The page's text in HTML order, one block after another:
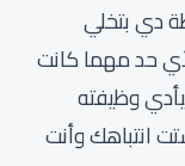
دي بتخلي
حد مهما كانت
وظيفته
انتباهك وأنت